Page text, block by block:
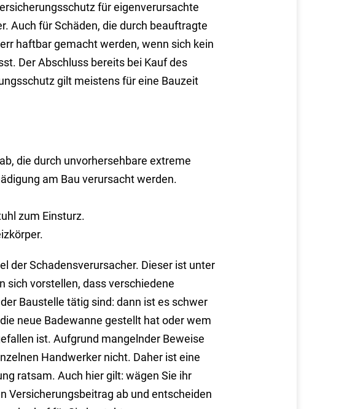
für eigenverursachte
Auch für Schäden, die durch beauftragte
haftbar gemacht werden, wenn sich kein
Der Abschluss bereits bei Kauf des
gilt meistens für eine Bauzeit
die durch unvorhersehbare extreme
am Bau verursacht werden.
zum Einsturz.
der Schadensverursacher. Dieser ist unter
sich vorstellen, dass verschiedene
Baustelle tätig sind: dann ist es schwer
neue Badewanne gestellt hat oder wem
ist. Aufgrund mangelnder Beweise
Handwerker nicht. Daher ist eine
ratsam. Auch hier gilt: wägen Sie ihr
Versicherungsbeitrag ab und entscheiden